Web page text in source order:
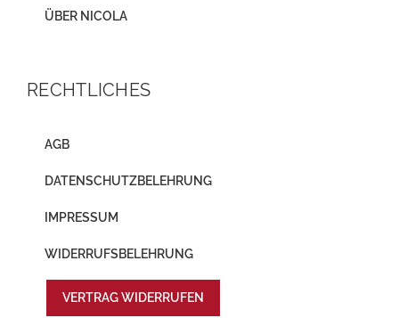
ÜBER NICOLA
RECHTLICHES
AGB
DATENSCHUTZBELEHRUNG
IMPRESSUM
WIDERRUFSBELEHRUNG
VERTRAG WIDERRUFEN